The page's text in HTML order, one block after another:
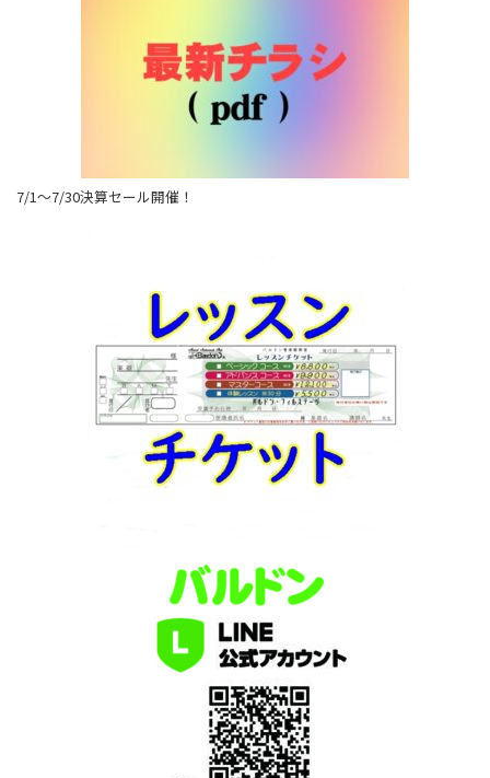
7/1～7/30決算セール開催！